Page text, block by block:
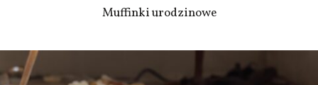
Muffinki urodzinowe